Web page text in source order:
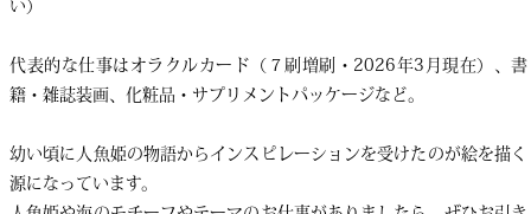
代表的な仕事はオラクルカード（７刷増刷・2026年3月現在）、書
籍・雑誌装画、化粧品・サプリメントパッケージなど。
幼い頃に人魚姫の物語からインスピレーションを受けたのが絵を描く
源になっています。